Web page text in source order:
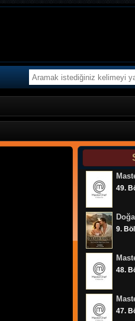
49.
9.
48.
47.